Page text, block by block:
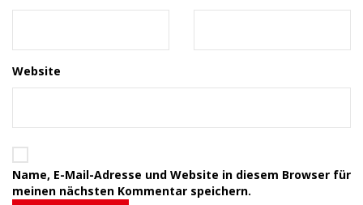
Website
Name, E-Mail-Adresse und Website in diesem Browser für
meinen nächsten Kommentar speichern.